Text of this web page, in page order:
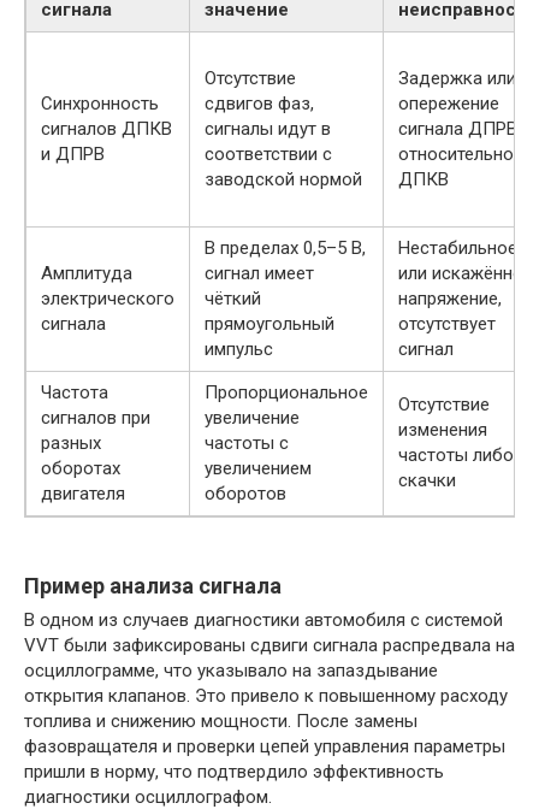
сигнала значение неисправности
Синхронность
сигналов ДПКВ
и ДПРВ
Отсутствие
сдвигов фаз,
сигналы идут в
соответствии с
заводской нормой
Задержка или
опережение
сигнала ДПРВ
относительно
ДПКВ
Амплитуда
электрического
сигнала
В пределах 0,5–5 В,
сигнал имеет
чёткий
прямоугольный
импульс
Нестабильное
или искажённое
напряжение,
отсутствует
сигнал
Частота
сигналов при
разных
оборотах
двигателя
Пропорциональное
увеличение
частоты с
увеличением
оборотов
Отсутствие
изменения
частоты либо
скачки
Пример анализа сигнала
В одном из случаев диагностики автомобиля с системой
VVT были зафиксированы сдвиги сигнала распредвала на
осциллограмме, что указывало на запаздывание
открытия клапанов. Это привело к повышенному расходу
топлива и снижению мощности. После замены
фазовращателя и проверки цепей управления параметры
пришли в норму, что подтвердило эффективность
диагностики осциллографом.